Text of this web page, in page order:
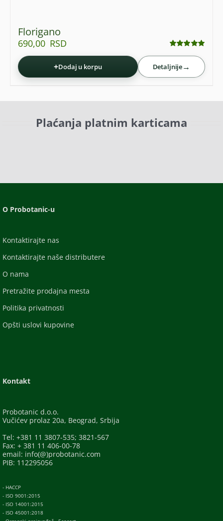
Florigano
690,00 RSD
+Dodaj u korpu Detaljnije→
Plaćanja platnim karticama
O Probotanic-u
Kontaktirajte nas
Kontaktirajte naše distributere
O nama
Pretražite prodajna mesta
Politika privatnosti
Opšti uslovi kupovine
Kontakt
Probotanic d.o.o.
Vučićev prolaz 20a, Beograd, Srbija
Tel: +381 11 3807-535; 3821-567
Fax: + 381 11 406-00-78
email: info(@)probotanic.com
PIB: 112295056
- HACCP
- ISO 9001:2015
- ISO 14001:2015
- ISO 45001:2018